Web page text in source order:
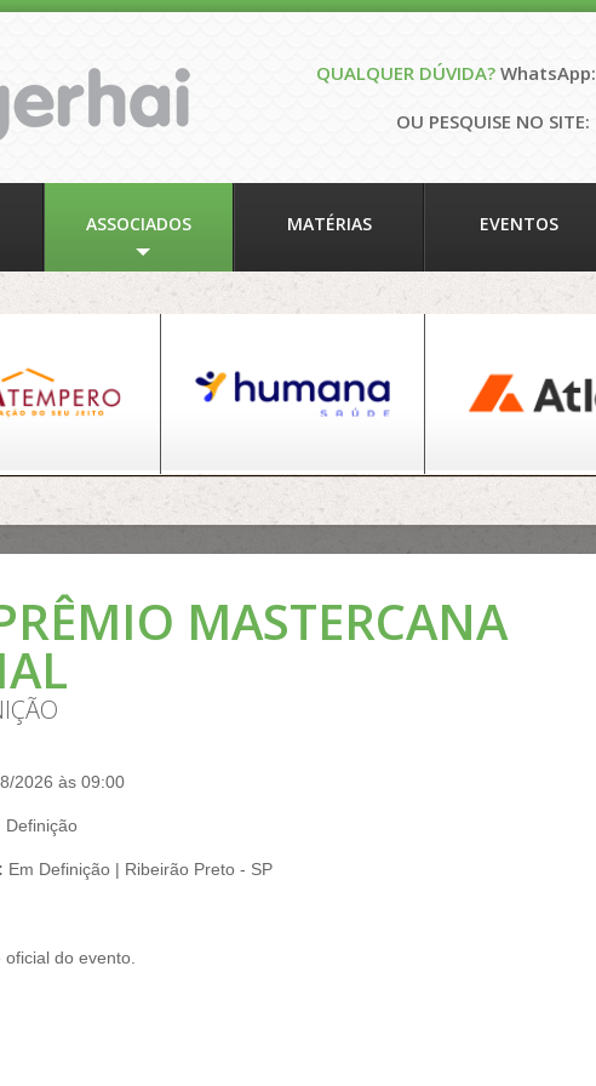
QUALQUER DÚVIDA? WhatsApp:
OU PESQUISE NO SITE:
ASSOCIADOS MATÉRIAS EVENTOS
»
MASTERCANA
2026 às 09:00
Definição
Em Definição | Ribeirão Preto - SP
do evento.